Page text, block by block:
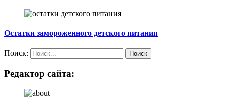
Остатки замороженного детского питания
Поиск:
Редактор сайта: